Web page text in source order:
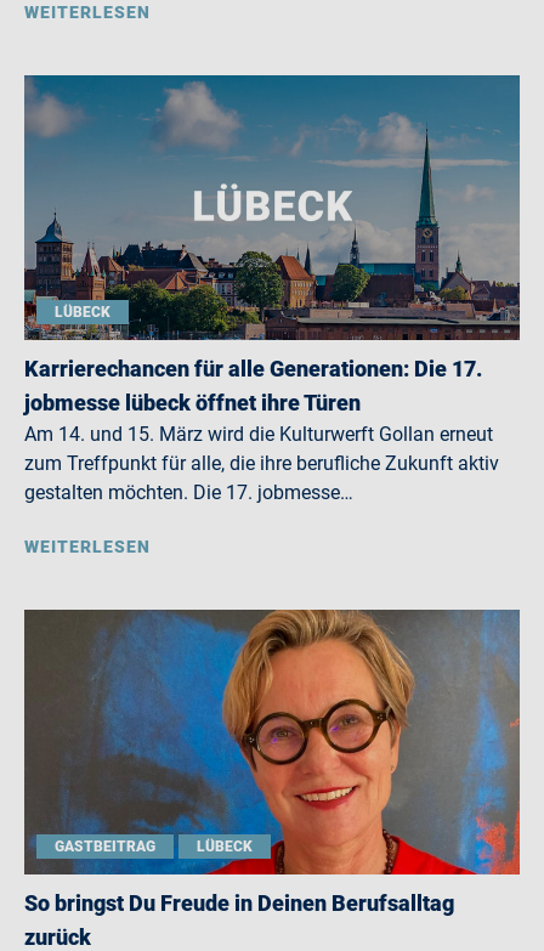
WEITERLESEN
LÜBECK
Karrierechancen für alle Generationen: Die 17.
jobmesse lübeck öffnet ihre Türen
Am 14. und 15. März wird die Kulturwerft Gollan erneut
zum Treffpunkt für alle, die ihre berufliche Zukunft aktiv
gestalten möchten. Die 17. jobmesse…
WEITERLESEN
GASTBEITRAG LÜBECK
So bringst Du Freude in Deinen Berufsalltag
zurück